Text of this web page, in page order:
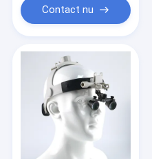
Contact nu